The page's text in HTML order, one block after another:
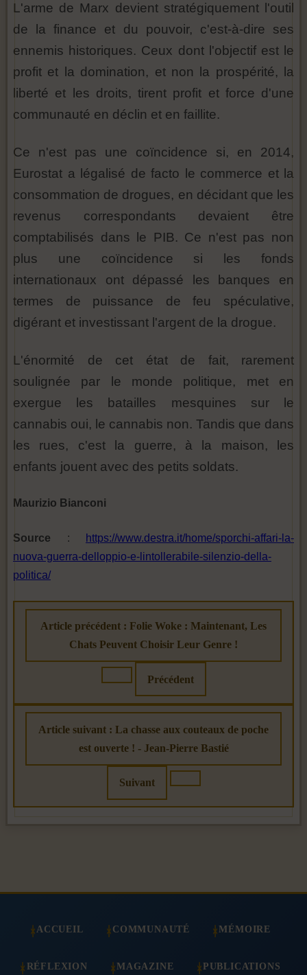
L'arme de Marx devient stratégiquement l'outil
de la finance et du pouvoir, c'est-à-dire ses
ennemis historiques. Ceux dont l'objectif est le
profit et la domination, et non la prospérité, la
liberté et les droits, tirent profit et force d'une
communauté en déclin et en faillite.
Ce n'est pas une coïncidence si, en 2014,
Eurostat a légalisé de facto le commerce et la
consommation de drogues, en décidant que les
revenus correspondants devaient être
comptabilisés dans le PIB. Ce n'est pas non
plus une coïncidence si les fonds
internationaux ont dépassé les banques en
termes de puissance de feu spéculative,
digérant et investissant l'argent de la drogue.
L'énormité de cet état de fait, rarement
soulignée par le monde politique, met en
exergue les batailles mesquines sur le
cannabis oui, le cannabis non. Tandis que dans
les rues, c'est la guerre, à la maison, les
enfants jouent avec des petits soldats.
Maurizio Bianconi
Source :
https://www.destra.it/home/sporchi-affari-la-
nuova-guerra-delloppio-e-lintollerabile-silenzio-della-
politica/
Article précédent : Folie Woke : Maintenant, Les
Chats Peuvent Choisir Leur Genre !
Précédent
Article suivant : La chasse aux couteaux de poche
est ouverte ! - Jean-Pierre Bastié
Suivant
ACCUEIL COMMUNAUTÉ MÉMOIRE
RÉFLEXION MAGAZINE PUBLICATIONS